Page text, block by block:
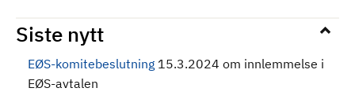
Siste nytt
EØS-komitebeslutning 15.3.2024 om innlemmelse i
EØS-avtalen